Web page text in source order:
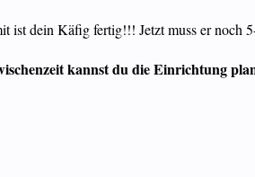
ist dein Käfig fertig!!! Jetzt muss er noch
kannst du die Einrichtung